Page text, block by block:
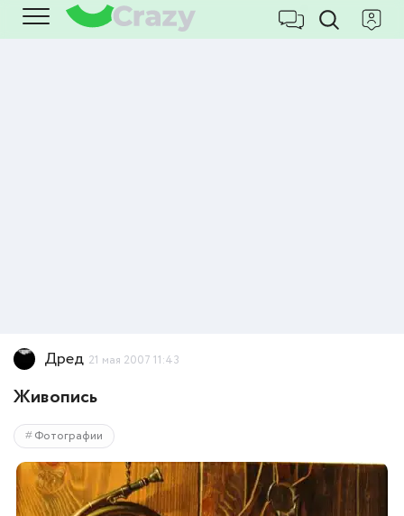
Дред 21 мая 2007 11:43
Живопись
Фотографии